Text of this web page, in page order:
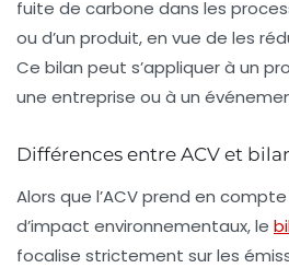
fuite de carbone dans les
ou d’un produit, en vue de les
Ce bilan peut s’appliquer à un
une entreprise ou à un
Différences entre ACV et
Alors que l’ACV prend en
d’impact environnementaux, le
focalise strictement sur les